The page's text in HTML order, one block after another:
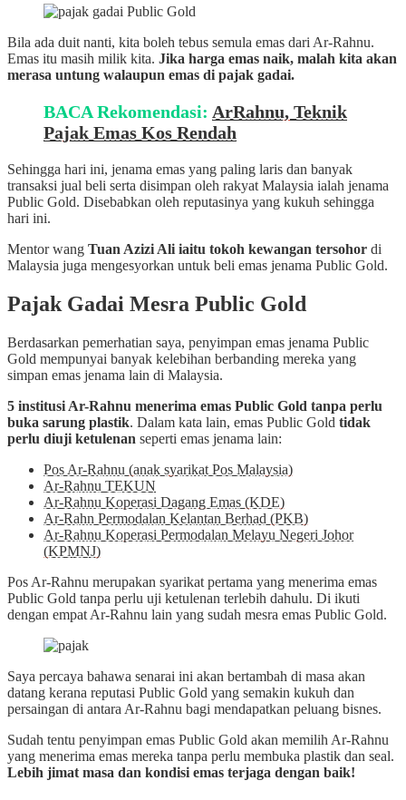
Bila ada duit nanti, kita boleh tebus semula emas dari Ar-Rahnu.
Emas itu masih milik kita. Jika harga emas naik, malah kita akan
merasa untung walaupun emas di pajak gadai.
BACA Rekomendasi: ArRahnu, Teknik
Pajak Emas Kos Rendah
Sehingga hari ini, jenama emas yang paling laris dan banyak
transaksi jual beli serta disimpan oleh rakyat Malaysia ialah jenama
Public Gold. Disebabkan oleh reputasinya yang kukuh sehingga
hari ini.
Mentor wang Tuan Azizi Ali iaitu tokoh kewangan tersohor di
Malaysia juga mengesyorkan untuk beli emas jenama Public Gold.
Pajak Gadai Mesra Public Gold
Berdasarkan pemerhatian saya, penyimpan emas jenama Public
Gold mempunyai banyak kelebihan berbanding mereka yang
simpan emas jenama lain di Malaysia.
5 institusi Ar-Rahnu menerima emas Public Gold tanpa perlu
buka sarung plastik. Dalam kata lain, emas Public Gold tidak
perlu diuji ketulenan seperti emas jenama lain:
Pos Ar-Rahnu (anak syarikat Pos Malaysia)
Ar-Rahnu TEKUN
Ar-Rahnu Koperasi Dagang Emas (KDE)
Ar-Rahn Permodalan Kelantan Berhad (PKB)
Ar-Rahnu Koperasi Permodalan Melayu Negeri Johor
(KPMNJ)
Pos Ar-Rahnu merupakan syarikat pertama yang menerima emas
Public Gold tanpa perlu uji ketulenan terlebih dahulu. Di ikuti
dengan empat Ar-Rahnu lain yang sudah mesra emas Public Gold.
Saya percaya bahawa senarai ini akan bertambah di masa akan
datang kerana reputasi Public Gold yang semakin kukuh dan
persaingan di antara Ar-Rahnu bagi mendapatkan peluang bisnes.
Sudah tentu penyimpan emas Public Gold akan memilih Ar-Rahnu
yang menerima emas mereka tanpa perlu membuka plastik dan seal.
Lebih jimat masa dan kondisi emas terjaga dengan baik!